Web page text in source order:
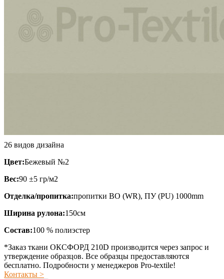
26 видов дизайна
Цвет:Бежевый №2
Вес:90 ±5 гр/м2
Отделка/пропитка:пропитки ВО (WR), ПУ (PU) 1000mm
Ширина рулона:150см
Состав:100 % полиэстер
*Заказ ткани ОКСФОРД 210D производится через запрос и
утверждение образцов. Все образцы предоставляются
бесплатно. Подробности у менеджеров Pro-textile!
Контакты >